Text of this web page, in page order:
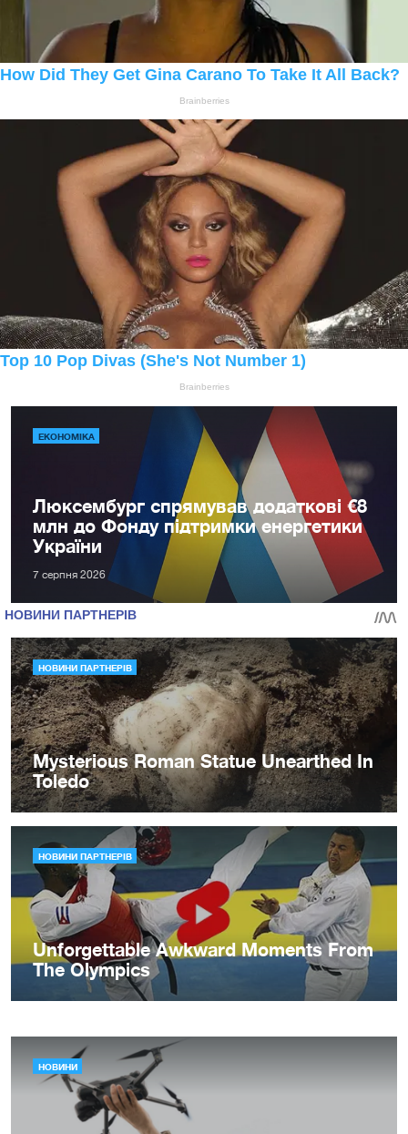
ЕКОНОМІКА
Люксембург спрямував додаткові €8
млн до Фонду підтримки енергетики
України
7 серпня 2026
НОВИНИ